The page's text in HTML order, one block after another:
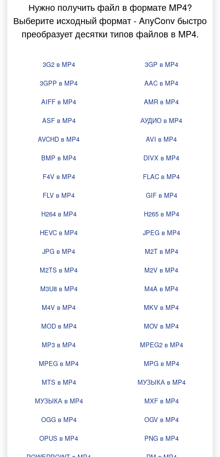
Нужно получить файл в формате MP4?
Выберите исходный формат - AnyConv быстро
преобразует десятки типов файлов в MP4.
3G2 в MP4
3GP в MP4
3GPP в MP4
AAC в MP4
AIFF в MP4
AMR в MP4
ASF в MP4
АУДИО в MP4
AVCHD в MP4
AVI в MP4
BMP в MP4
DIVX в MP4
F4V в MP4
FLAC в MP4
FLV в MP4
GIF в MP4
H264 в MP4
H265 в MP4
HEVC в MP4
JPEG в MP4
JPG в MP4
M2T в MP4
M2TS в MP4
M2V в MP4
M3U8 в MP4
M4A в MP4
M4V в MP4
MKV в MP4
MOD в MP4
MOV в MP4
MP3 в MP4
MPEG2 в MP4
MPEG в MP4
MPG в MP4
MTS в MP4
МУЗЫКА в MP4
МУЗЫКА в MP4
MXF в MP4
OGG в MP4
OGV в MP4
OPUS в MP4
PNG в MP4